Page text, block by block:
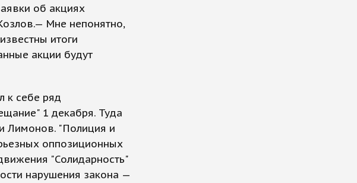
об акциях
Мне непонятно,
итоги
акции будут
к себе ряд
1 декабря. Туда
Лимонов. "Полиция и
оппозиционных
"Солидарность"
нарушения закона —